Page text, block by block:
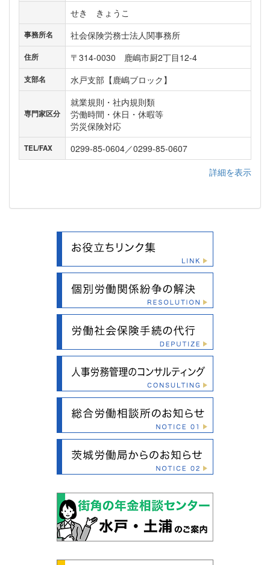
せき きょうこ
事務所名 社会保険労務士法人関事務所
住所 〒314-0030 鹿嶋市厨2丁目12-4
支部名 水戸支部【鹿嶋ブロック】
専門家区分
就業規則・社内規則類
労働時間・休日・休暇等
労災保険対応
TEL/FAX
0299-85-0604／0299-85-0607
詳細を表示